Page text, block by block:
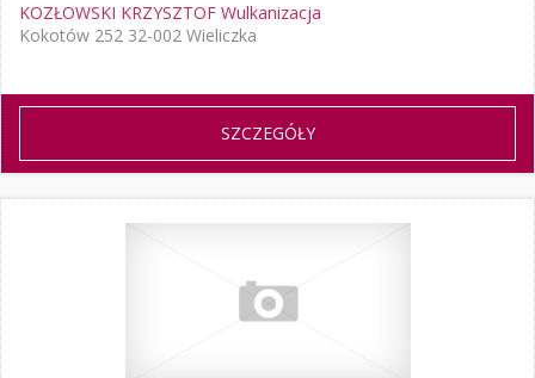
KOZŁOWSKI KRZYSZTOF Wulkanizacja
Kokotów 252 32-002 Wieliczka
SZCZEGÓŁY